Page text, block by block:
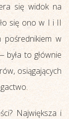
się widok na
się ono w I i II
pośrednikiem w
to głównie
osiągających
Największa i